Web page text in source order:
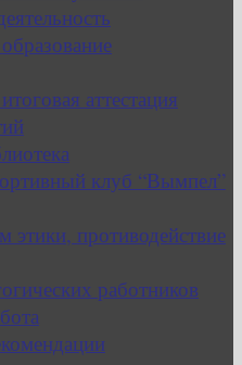
аттестация
клуб “Вымпел”
противодействие
работников